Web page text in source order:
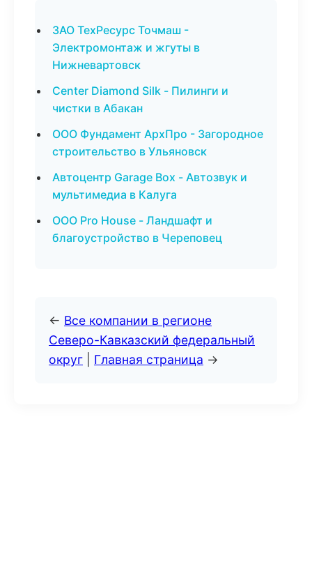
ЗАО ТехРесурс Точмаш -
Электромонтаж и жгуты в
Нижневартовск
Center Diamond Silk - Пилинги и
чистки в Абакан
ООО Фундамент АрхПро - Загородное
строительство в Ульяновск
Автоцентр Garage Box - Автозвук и
мультимедиа в Калуга
ООО Pro House - Ландшафт и
благоустройство в Череповец
← Все компании в регионе
Северо-Кавказский федеральный
округ
Главная страница →